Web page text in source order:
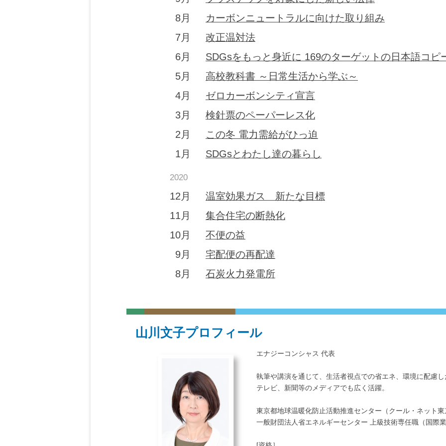
8月
カーボンニュートラルに向けた取り組み
7月
改正温対法
6月
SDGsをもっと身近に 169のターゲットの日本語コピ
5月
高校教科書 ～日常生活から学ぶ～
4月
ゼロカーボンシティ宣言
3月
検針票のペーパーレス化
2月
この冬 電力需給がひっ迫
1月
SDGsとわたし達の暮らし
2020
12月
温室効果ガス 新たな目標
11月
集合住宅の断熱化
10月
不便の益
9月
宅配便の再配達
8月
石炭火力発電所
山川文子プロフィール
エナジーコンシャス 代表
執筆や講演を通じて、生活者視点での省エネ、環境に配慮
テレビ、新聞等のメディアでも広く活躍。
東京都地球温暖化防止活動推進センター（クール・ネット
一般財団法人省エネルギーセンター 上級技術専任職（国際